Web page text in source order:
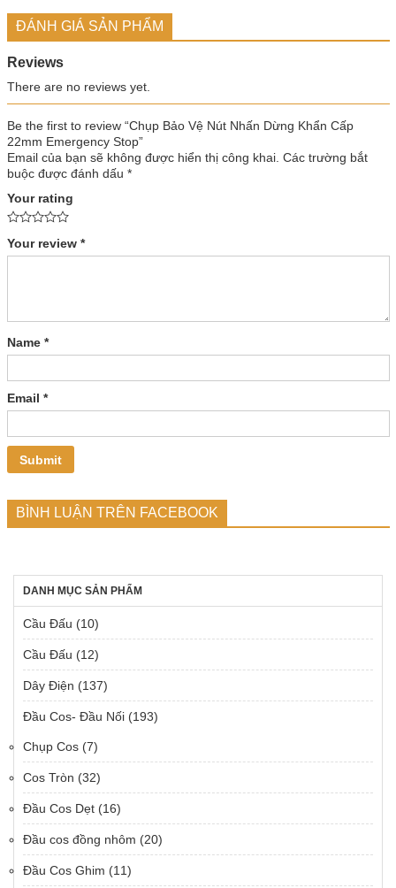
ĐÁNH GIÁ SẢN PHẨM
Reviews
There are no reviews yet.
Be the first to review “Chụp Bảo Vệ Nút Nhấn Dừng Khẩn Cấp
22mm Emergency Stop”
Email của bạn sẽ không được hiển thị công khai. Các trường bắt
buộc được đánh dấu *
Your rating
Your review *
Name *
Email *
BÌNH LUẬN TRÊN FACEBOOK
DANH MỤC SẢN PHẨM
Cầu Đấu (10)
Cầu Đấu (12)
Dây Điện (137)
Đầu Cos- Đầu Nối (193)
Chụp Cos (7)
Cos Tròn (32)
Đầu Cos Dẹt (16)
Đầu cos đồng nhôm (20)
Đầu Cos Ghim (11)